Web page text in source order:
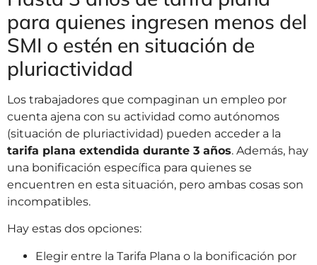
para quienes ingresen menos del
SMI o estén en situación de
pluriactividad
Los trabajadores que compaginan un empleo por
cuenta ajena con su actividad como autónomos
(situación de pluriactividad) pueden acceder a la
tarifa plana extendida durante 3 años. Además, hay
una bonificación específica para quienes se
encuentren en esta situación, pero ambas cosas son
incompatibles.
Hay estas dos opciones:
Elegir entre la Tarifa Plana o la bonificación por